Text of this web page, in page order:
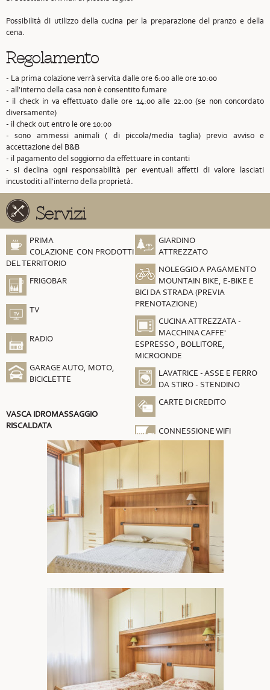
Possibilità di utilizzo della cucina per la preparazione del pranzo e della
cena.
Regolamento
- La prima colazione verrà servita dalle ore 6:00 alle ore 10:00
- all'interno della casa non è consentito fumare
- il check in va effettuato dalle ore 14:00 alle 22:00 (se non concordato
diversamente)
- il check out entro le ore 10:00
- sono ammessi animali ( di piccola/media taglia) previo avviso e
accettazione del B&B
- il pagamento del soggiorno da effettuare in contanti
- si declina ogni responsabilità per eventuali affetti di valore lasciati
incustoditi all'interno della proprietà.
Servizi
PRIMA
COLAZIONE CON PRODOTTI
DEL TERRITORIO
FRIGOBAR
TV
RADIO
GARAGE AUTO, MOTO,
BICICLETTE
VASCA IDROMASSAGGIO
RISCALDATA
GIARDINO
ATTREZZATO
NOLEGGIO A PAGAMENTO
MOUNTAIN BIKE, E-BIKE E
BICI DA STRADA (PREVIA
PRENOTAZIONE)
CUCINA ATTREZZATA -
MACCHINA CAFFE'
ESPRESSO , BOLLITORE,
MICROONDE
LAVATRICE - ASSE E FERRO
DA STIRO - STENDINO
CARTE DI CREDITO
CONNESSIONE WIFI
GRATUITA